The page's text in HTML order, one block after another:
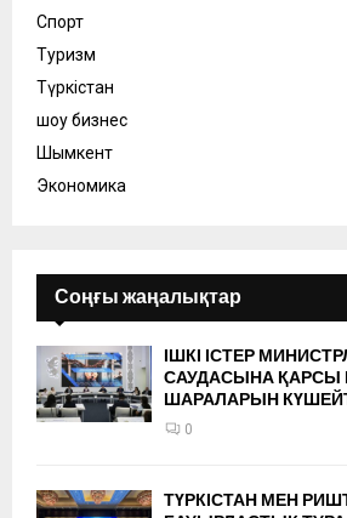
Спорт
Туризм
Түркістан
шоу бизнес
Шымкент
Экономика
Соңғы жаңалықтар
ІШКІ ІСТЕР
САУДАСЫНА ҚАРСЫ
ШАРАЛАРЫН
0
ТҮРКІСТАН МЕН